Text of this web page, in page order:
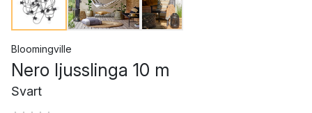
Bloomingville
Nero ljusslinga 10 m
Svart